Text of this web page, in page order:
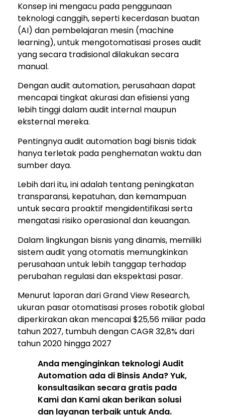
Konsep ini mengacu pada penggunaan
teknologi canggih, seperti kecerdasan buatan
(AI) dan pembelajaran mesin (machine
learning), untuk mengotomatisasi proses audit
yang secara tradisional dilakukan secara
manual.
Dengan audit automation, perusahaan dapat
mencapai tingkat akurasi dan efisiensi yang
lebih tinggi dalam audit internal maupun
eksternal mereka.
Pentingnya audit automation bagi bisnis tidak
hanya terletak pada penghematan waktu dan
sumber daya.
Lebih dari itu, ini adalah tentang peningkatan
transparansi, kepatuhan, dan kemampuan
untuk secara proaktif mengidentifikasi serta
mengatasi risiko operasional dan keuangan.
Dalam lingkungan bisnis yang dinamis, memiliki
sistem audit yang otomatis memungkinkan
perusahaan untuk lebih tanggap terhadap
perubahan regulasi dan ekspektasi pasar.
Menurut laporan dari Grand View Research,
ukuran pasar otomatisasi proses robotik global
diperkirakan akan mencapai $25,56 miliar pada
tahun 2027, tumbuh dengan CAGR 32,8% dari
tahun 2020 hingga 2027
Anda menginginkan teknologi Audit
Automation ada di Binsis Anda? Yuk,
konsultasikan secara gratis pada
Kami dan Kami akan berikan solusi
dan layanan terbaik untuk Anda.